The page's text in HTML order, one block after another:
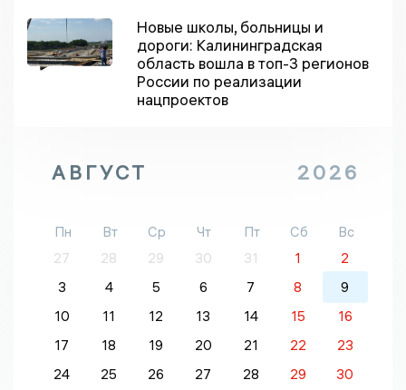
Новые школы, больницы и
дороги: Калининградская
область вошла в топ-3 регионов
России по реализации
нацпроектов
АВГУСТ 2026
Пн Вт Ср Чт Пт Сб
Вс
27
28 29 30 31 1
2
3
4 5 6 7 8
9
10
11 12 13 14 15
16
17
18 19 20 21 22
23
24
25 26 27 28 29
30